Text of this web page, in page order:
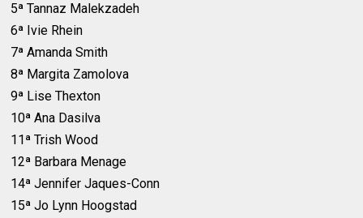
5ª Tannaz Malekzadeh
6ª Ivie Rhein
7ª Amanda Smith
8ª Margita Zamolova
9ª Lise Thexton
10ª Ana Dasilva
11ª Trish Wood
12ª Barbara Menage
14ª Jennifer Jaques-Conn
15ª Jo Lynn Hoogstad